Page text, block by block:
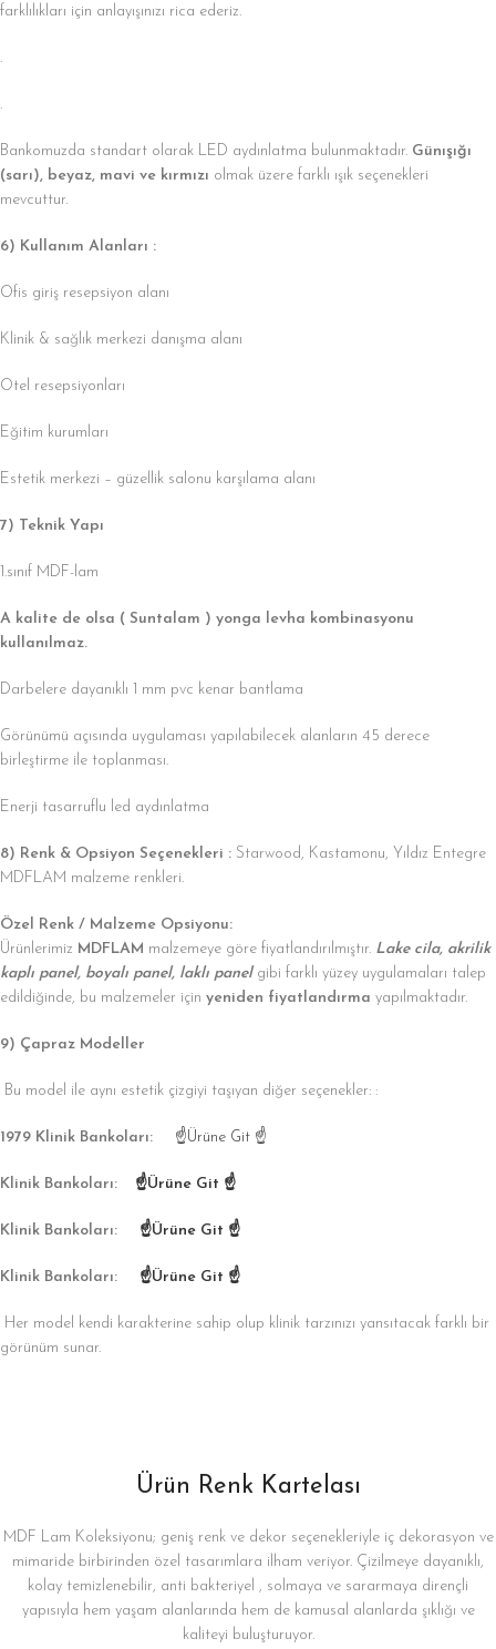
farklılıkları için anlayışınızı rica ederiz.
.
.
Bankomuzda standart olarak LED aydınlatma bulunmaktadır. Günışığı
(sarı), beyaz, mavi ve kırmızı olmak üzere farklı ışık seçenekleri
mevcuttur.
6) Kullanım Alanları :
Ofis giriş resepsiyon alanı
Klinik & sağlık merkezi danışma alanı
Otel resepsiyonları
Eğitim kurumları
Estetik merkezi – güzellik salonu karşılama alanı
7) Teknik Yapı
1.sınıf MDF-lam
A kalite de olsa ( Suntalam ) yonga levha kombinasyonu
kullanılmaz.
Darbelere dayanıklı 1 mm pvc kenar bantlama
Görünümü açısında uygulaması yapılabilecek alanların 45 derece
birleştirme ile toplanması.
Enerji tasarruflu led aydınlatma
8) Renk & Opsiyon Seçenekleri : Starwood, Kastamonu, Yıldız Entegre
MDFLAM malzeme renkleri.
Özel Renk / Malzeme Opsiyonu:
Ürünlerimiz MDFLAM malzemeye göre fiyatlandırılmıştır. Lake cila, akrilik
kaplı panel, boyalı panel, laklı panel gibi farklı yüzey uygulamaları talep
edildiğinde, bu malzemeler için yeniden fiyatlandırma yapılmaktadır.
9) Çapraz Modeller
Bu model ile aynı estetik çizgiyi taşıyan diğer seçenekler: :
1979 Klinik Bankoları: ☝Ürüne Git ☝
Klinik Bankoları: ☝Ürüne Git ☝
Klinik Bankoları: ☝Ürüne Git ☝
Klinik Bankoları: ☝Ürüne Git ☝
Her model kendi karakterine sahip olup klinik tarzınızı yansıtacak farklı bir
görünüm sunar.
Ürün Renk Kartelası
MDF Lam Koleksiyonu; geniş renk ve dekor seçenekleriyle iç dekorasyon ve
mimaride birbirinden özel tasarımlara ilham veriyor. Çizilmeye dayanıklı,
kolay temizlenebilir, anti bakteriyel , solmaya ve sararmaya dirençli
yapısıyla hem yaşam alanlarında hem de kamusal alanlarda şıklığı ve
kaliteyi buluşturuyor.